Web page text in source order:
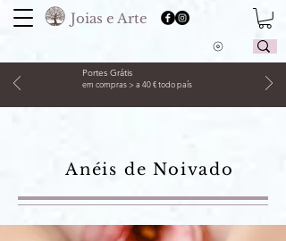
Joias e Arte
Portes Grátis
em compras > a 40 € todo país
Anéis de Noivado